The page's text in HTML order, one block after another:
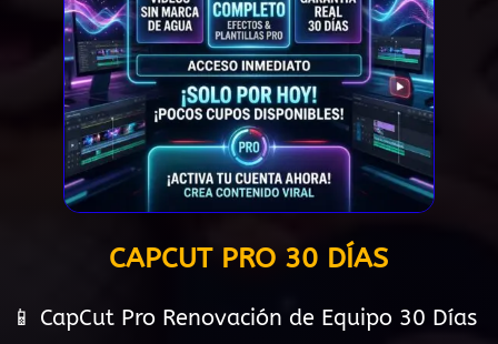
CAPCUT PRO 30 DÍAS
📱 CapCut Pro Renovación de Equipo 30 Días